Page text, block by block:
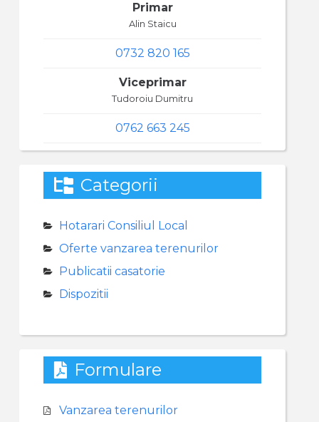
Primar
Alin Staicu
0732 820 165
Viceprimar
Tudoroiu Dumitru
0762 663 245
Categorii
Hotarari Consiliul Local
Oferte vanzarea terenurilor
Publicatii casatorie
Dispozitii
Formulare
Vanzarea terenurilor